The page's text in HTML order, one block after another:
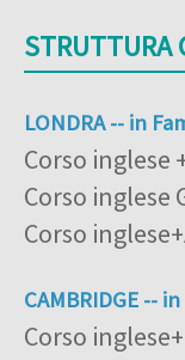
STRUTTURA
LONDRA -- in
Corso inglese
Corso inglese
Corso
CAMBRIDGE --
Corso